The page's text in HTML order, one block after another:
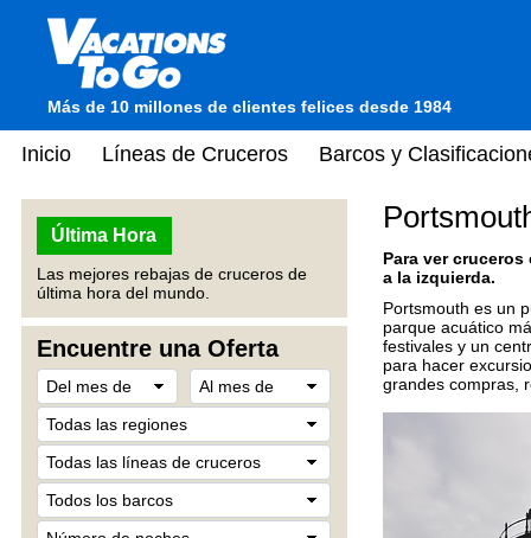
Más de 10 millones de clientes felices desde 1984
Inicio Líneas de Cruceros Barcos y
Última Hora
Las mejores rebajas de cruceros de
última hora del mundo.
Encuentre una Oferta
Para ver
a la izquierda.
Portsmouth es un
parque acuático
festivales y un
para hacer
grandes compras,